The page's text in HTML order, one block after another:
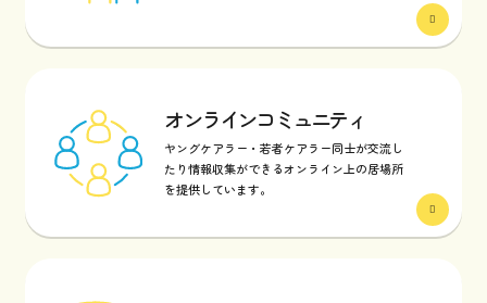
オンラインコミュニティ
ヤングケアラー・若者ケアラー同士が交流し
たり情報収集ができるオンライン上の居場所
を提供しています。